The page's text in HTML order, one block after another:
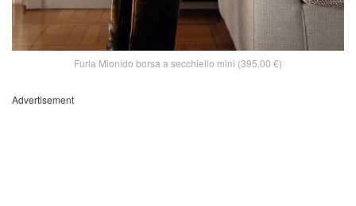
Furla Mionido borsa a secchiello mini (395,00 €)
Advertisement